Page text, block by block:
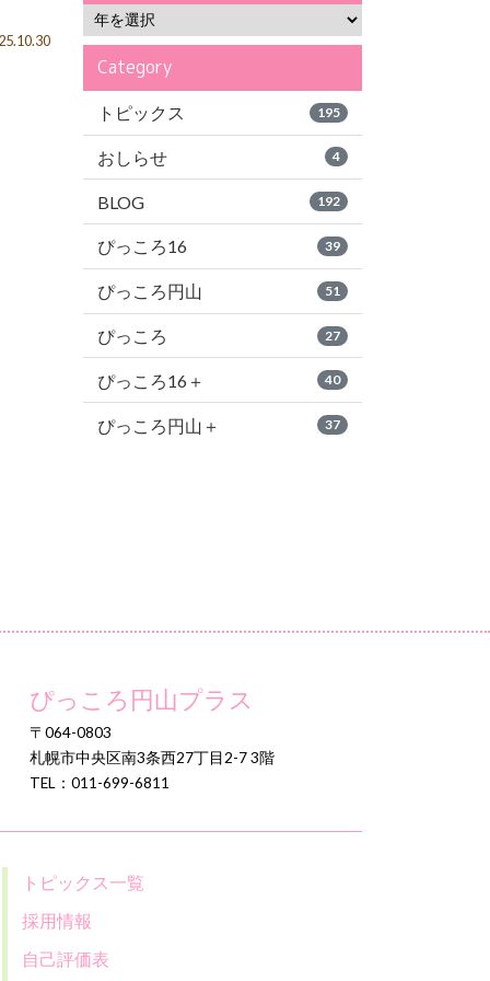
Category
トピックス 195
おしらせ 4
BLOG 192
ぴっころ16 39
ぴっころ円山 51
ぴっころ 27
ぴっころ16＋ 40
ぴっころ円山＋ 37
ぴっころ円山プラス
〒064-0803
札幌市中央区南3条西27丁目2-7 3階
TEL：011-699-6811
トピックス一覧
採用情報
自己評価表